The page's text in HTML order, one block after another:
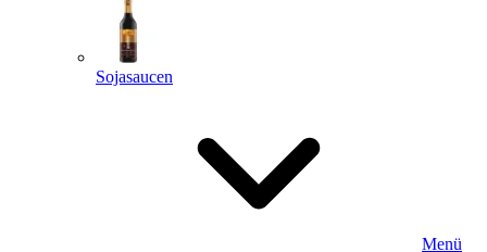
Sojasaucen
Menü